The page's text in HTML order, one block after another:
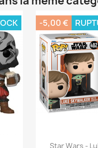
Star Wars -
-5,00 €